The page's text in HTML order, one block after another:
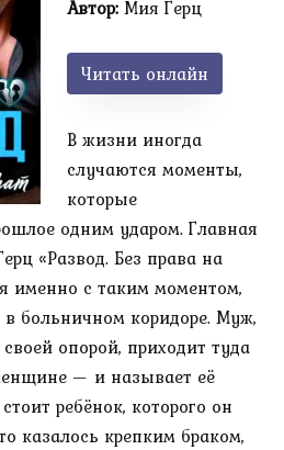
Автор: Мия Герц
Читать онлайн
В жизни иногда
случаются моменты,
которые
одним ударом. Главная
«Развод. Без права на
именно с таким моментом,
больничном коридоре. Муж,
опорой, приходит туда
— и называет её
ребёнок, которого он
казалось крепким браком,